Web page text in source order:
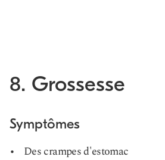
8. Grossesse
Symptômes
Des crampes d'estomac